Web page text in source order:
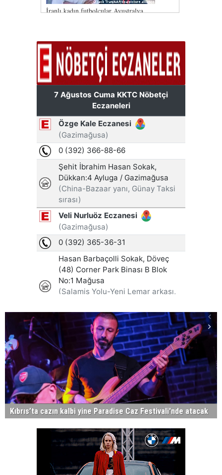
Kıbrıs’ta cazın kalbi yine Paradise Caz Festivali'nde atacak